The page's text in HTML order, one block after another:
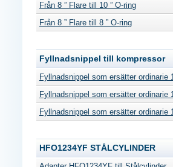
Från 8 ” Flare till 10 ” O-ring
Från 8 ” Flare till 8 ” O-ring
Fyllnadsnippel till kompressor
Fyllnadsnippel som ersätter ordinarie
Fyllnadsnippel som ersätter ordinarie
Fyllnadsnippel som ersätter ordinarie
HFO1234YF STÅLCYLINDER